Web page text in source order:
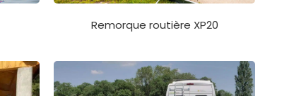
Remorque routière XP20